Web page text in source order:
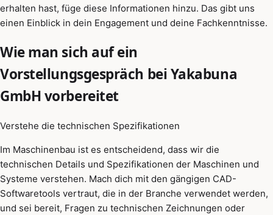
erhalten hast, füge diese Informationen hinzu. Das gibt uns
einen Einblick in dein Engagement und deine Fachkenntnisse.
Wie man sich auf ein
Vorstellungsgespräch bei Yakabuna
GmbH vorbereitet
Verstehe die technischen Spezifikationen
Im Maschinenbau ist es entscheidend, dass wir die
technischen Details und Spezifikationen der Maschinen und
Systeme verstehen. Mach dich mit den gängigen CAD-
Softwaretools vertraut, die in der Branche verwendet werden,
und sei bereit, Fragen zu technischen Zeichnungen oder